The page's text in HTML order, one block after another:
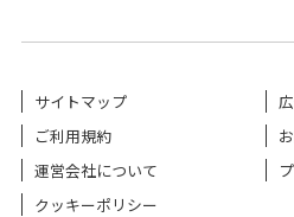
サイトマップ
ご利用規約
運営会社について
クッキーポリシー